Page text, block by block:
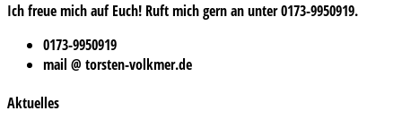
Ich freue mich auf Euch! Ruft mich gern an unter 0173-9950919.
0173-9950919
mail @ torsten-volkmer.de
Aktuelles